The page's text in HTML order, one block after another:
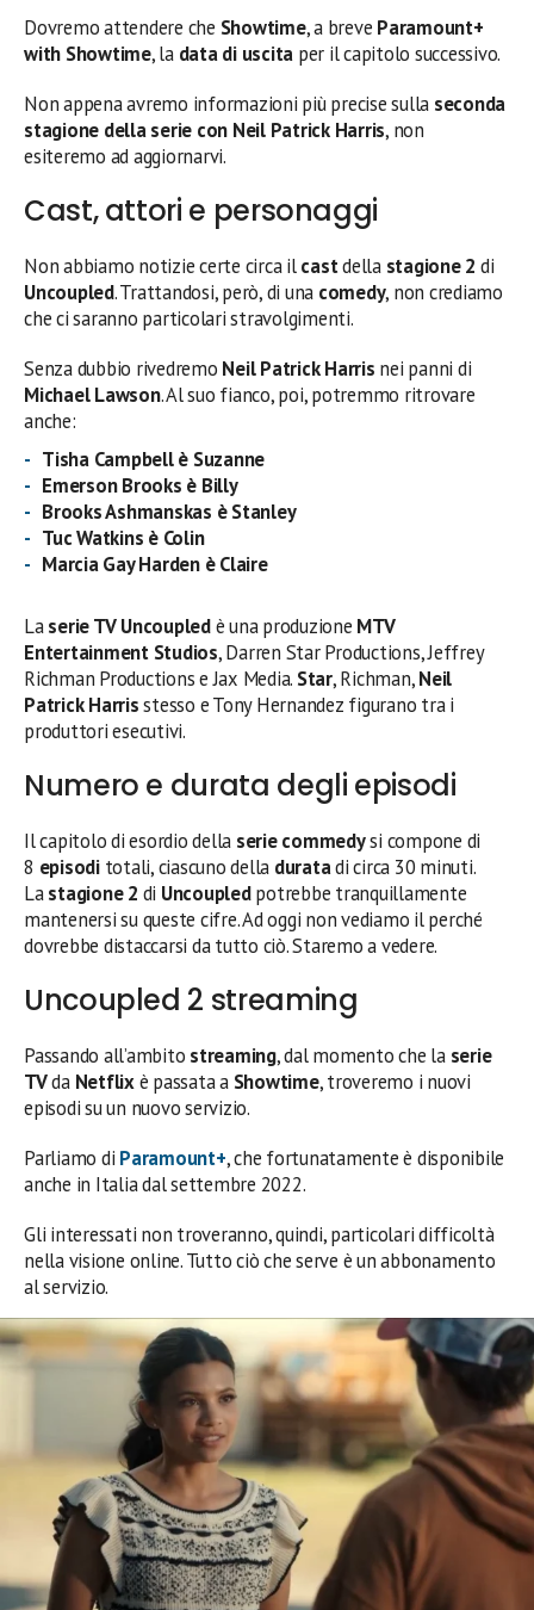
Dovremo attendere che Showtime, a breve Paramount+
with Showtime, la data di uscita per il capitolo successivo.
Non appena avremo informazioni più precise sulla seconda
stagione della serie con Neil Patrick Harris, non
esiteremo ad aggiornarvi.
Cast, attori e personaggi
Non abbiamo notizie certe circa ilcastdellastagione 2 di
Uncoupled. Trattandosi, però, di una comedy, non crediamo
che ci saranno particolari stravolgimenti.
Senza dubbio rivedremo Neil Patrick Harris nei panni di
Michael Lawson. Al suo fianco, poi, potremmo ritrovare
anche:
Tisha Campbell è Suzanne
Emerson Brooks è Billy
Brooks Ashmanskas è Stanley
Tuc Watkins è Colin
Marcia Gay Harden è Claire
Laserie TV Uncoupledè una produzione MTV
Entertainment Studios, Darren Star Productions, Jeffrey
Richman Productions e Jax Media. Star, Richman,Neil
Patrick Harrisstesso e Tony Hernandez figurano tra i
produttori esecutivi.
Numero e durata degli episodi
Il capitolo di esordio della serie commedysi compone di
8 episoditotali, ciascuno della duratadi circa 30 minuti.
Lastagione 2 di Uncoupledpotrebbe tranquillamente
mantenersi su queste cifre. Ad oggi non vediamo il perché
dovrebbe distaccarsi da tutto ciò. Staremo a vedere.
Uncoupled 2 streaming
Passando all’ambito streaming, dal momento che la serie
TVda Netflixè passata a Showtime, troveremo i nuovi
episodi su un nuovo servizio.
Parliamo di Paramount+, che fortunatamente è disponibile
anche in Italia dal settembre 2022.
Gli interessati non troveranno, quindi, particolari difficoltà
nella visione online. Tutto ciò che serve è un abbonamento
al servizio.